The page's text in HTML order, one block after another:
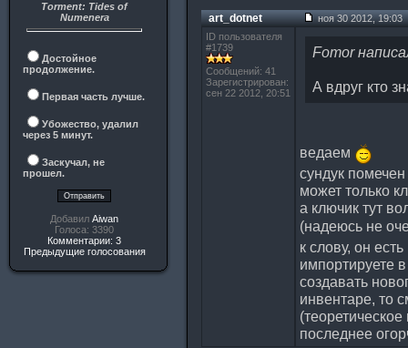
Torment: Tides of
Numenera
Достойное
продолжение.
Первая часть лучше.
Убожество, удалил
через 5 минут.
Заскучал, не
прошел.
Добавил Aiwan
Голоса: 3390
Комментарии: 3
Предыдущие голосования
art_dotnet
ноя 30 2012, 19:03
ID пользователя
#1739
Сообщений: 41
Зарегистрирован:
сен 22 2012, 20:51
Fomor
А вдруг кто
ведаем
сундук
может только
а ключик тут
(надеюсь не
к слову, он
импортируете
создавать
инвентаре, то
последнее